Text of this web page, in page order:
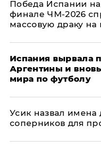
Победа Испании
финале ЧМ-2026
массовую драку на
Испания вырвала
Аргентины и
мира по футболу
Усик назвал имена
соперников для